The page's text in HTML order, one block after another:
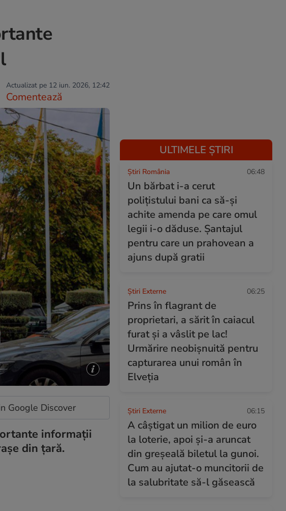
Actualizat pe 12 iun. 2026, 12:42
Comentează
Google Discover
informații
din țară.
ULTIMELE ȘTIRI
Știri România 06:48
Un bărbat i-a cerut
polițistului bani ca să-și
achite amenda pe care omul
legii i-o dăduse. Șantajul
pentru care un prahovean a
ajuns după gratii
Știri Externe 06:25
Prins în flagrant de
proprietari, a sărit în caiacul
furat și a vâslit pe lac!
Urmărire neobișnuită pentru
capturarea unui român în
Elveția
Știri Externe 06:15
A câștigat un milion de euro
la loterie, apoi și-a aruncat
din greșeală biletul la gunoi.
Cum au ajutat-o muncitorii de
la salubritate să-l găsească